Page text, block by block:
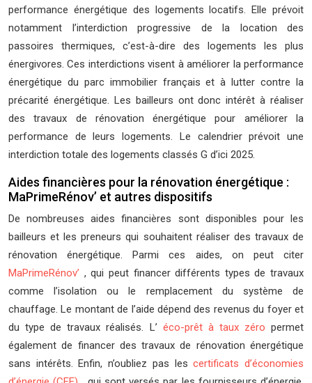
performance énergétique des logements locatifs. Elle prévoit
notamment l’interdiction progressive de la location des
passoires thermiques, c’est-à-dire des logements les plus
énergivores. Ces interdictions visent à améliorer la performance
énergétique du parc immobilier français et à lutter contre la
précarité énergétique. Les bailleurs ont donc intérêt à réaliser
des travaux de rénovation énergétique pour améliorer la
performance de leurs logements. Le calendrier prévoit une
interdiction totale des logements classés G d’ici 2025.
Aides financières pour la rénovation énergétique :
MaPrimeRénov’ et autres dispositifs
De nombreuses aides financières sont disponibles pour les
bailleurs et les preneurs qui souhaitent réaliser des travaux de
rénovation énergétique. Parmi ces aides, on peut citer
MaPrimeRénov’ , qui peut financer différents types de travaux
comme l’isolation ou le remplacement du système de
chauffage. Le montant de l’aide dépend des revenus du foyer et
du type de travaux réalisés. L’ éco-prêt à taux zéropermet
également de financer des travaux de rénovation énergétique
sans intérêts. Enfin, n’oubliez pas lescertificats d’économies